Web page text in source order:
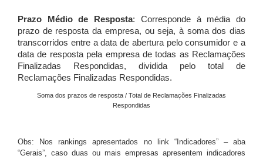
Prazo Médio de Resposta: Corresponde à média do
prazo de resposta da empresa, ou seja, à soma dos dias
transcorridos entre a data de abertura pelo consumidor e a
data de resposta pela empresa de todas as Reclamações
Finalizadas Respondidas, dividida pelo total de
Reclamações Finalizadas Respondidas.
Soma dos prazos de resposta / Total de Reclamações Finalizadas
Respondidas
Obs: Nos rankings apresentados no link “Indicadores” – aba
“Gerais”, caso duas ou mais empresas apresentem indicadores